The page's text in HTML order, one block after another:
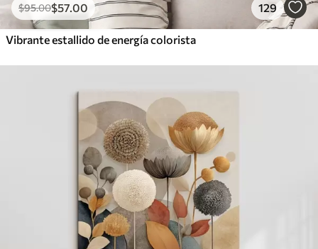
$95.00$57.00 129
Vibrante estallido de energía colorista